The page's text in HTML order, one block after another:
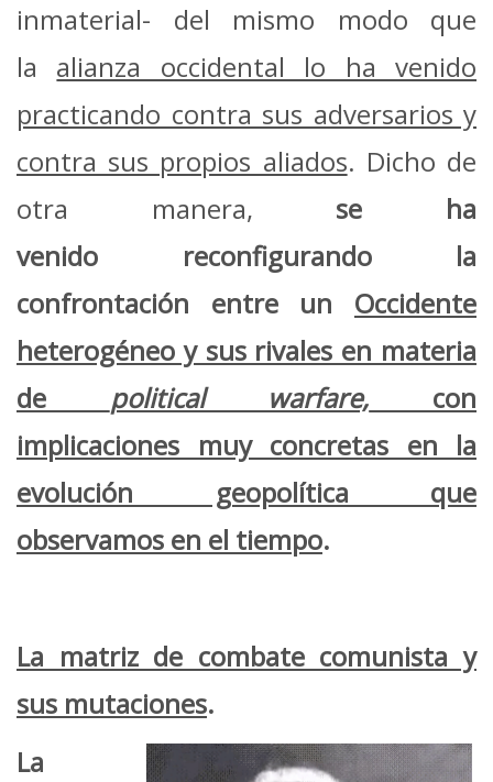
inmaterial- del mismo modo que
la alianza occidental lo ha venido
practicando contra sus adversarios y
contra sus propios aliados. Dicho de
otra manera, se ha
venido reconfigurando la
confrontación entre un Occidente
heterogéneo y sus rivales en materia
de political warfare, con
implicaciones muy concretas en la
evolución geopolítica que
observamos en el tiempo.
La matriz de combate comunista y
sus mutaciones.
La